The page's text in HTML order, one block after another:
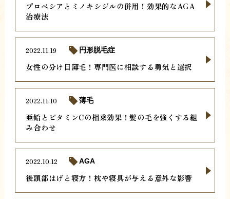
プロペシアとミノキシジルの併用！効果的なAGA
治療法
女性の分け目薄毛！専門医に相談する勇気と選択
2022.11.19 円形脱毛症
亜鉛とビタミンCの相乗効果！髪の毛を強くする組
み合わせ
2022.11.10 薄毛
後頭部はげと寝方！枕や寝具が与える意外な影響
2022.10.12 AGA